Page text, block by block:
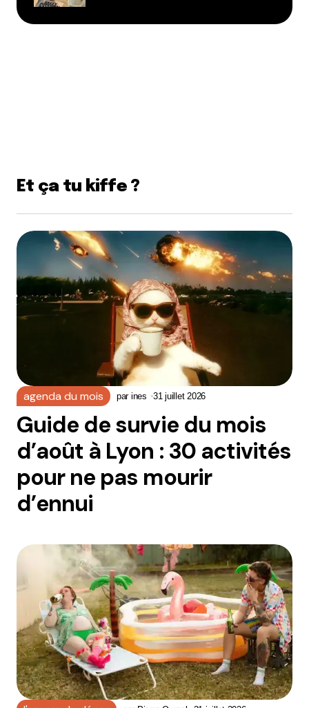
Et ça tu kiffe ?
agenda du mois par ines 31 juillet 2026
Guide de survie du mois
d’août à Lyon : 30 activités
pour ne pas mourir
d’ennui